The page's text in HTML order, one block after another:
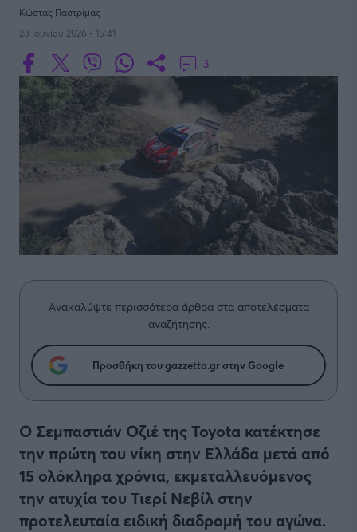
Κώστας Παστρίμας
28 Ιουνίου 2026 - 15:41
3
Ανακαλύψτε περισσότερα άρθρα στα αποτελέσματα
αναζήτησης.
Προσθήκη του gazzetta.gr στην Google
Ο Σεμπαστιάν Οζιέ της Toyota κατέκτησε
την πρώτη του νίκη στην Ελλάδα μετά από
15 ολόκληρα χρόνια, εκμεταλλευόμενος
την ατυχία του Τιερί Νεβίλ στην
προτελευταία ειδική διαδρομή του αγώνα.